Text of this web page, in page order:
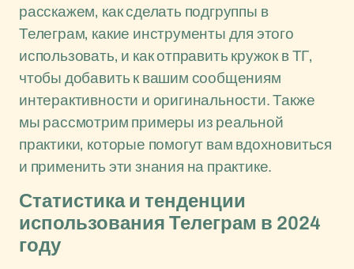
расскажем, как сделать подгруппы в
Телеграм, какие инструменты для этого
использовать, и как отправить кружок в ТГ,
чтобы добавить к вашим сообщениям
интерактивности и оригинальности. Также
мы рассмотрим примеры из реальной
практики, которые помогут вам вдохновиться
и применить эти знания на практике.
Статистика и тенденции
использования Телеграм в 2024
году